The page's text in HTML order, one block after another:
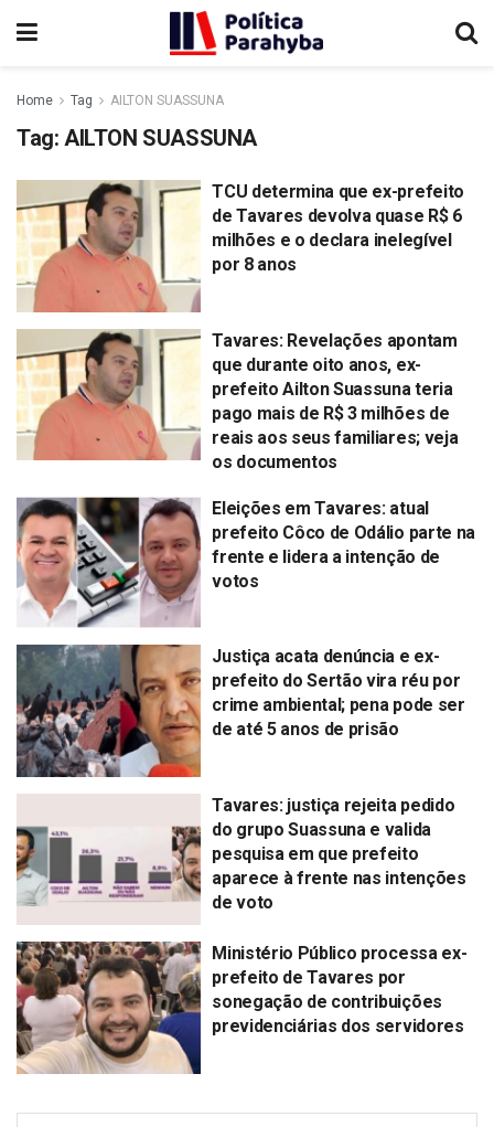
Home Tag AILTON SUASSUNA
Tag: AILTON SUASSUNA
TCU determina que ex-prefeito
de Tavares devolva quase R$ 6
milhões e o declara inelegível
por 8 anos
Tavares: Revelações apontam
que durante oito anos, ex-
prefeito Ailton Suassuna teria
pago mais de R$ 3 milhões de
reais aos seus familiares; veja
os documentos
Eleições em Tavares: atual
prefeito Côco de Odálio parte na
frente e lidera a intenção de
votos
Justiça acata denúncia e ex-
prefeito do Sertão vira réu por
crime ambiental; pena pode ser
de até 5 anos de prisão
Tavares: justiça rejeita pedido
do grupo Suassuna e valida
pesquisa em que prefeito
aparece à frente nas intenções
de voto
Ministério Público processa ex-
prefeito de Tavares por
sonegação de contribuições
previdenciárias dos servidores